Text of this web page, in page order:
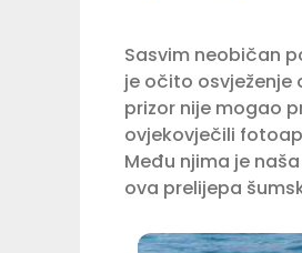
Sasvim neobičan
je očito osvježenje
prizor nije mogao
ovjekovječili
Među njima je
ova prelijepa